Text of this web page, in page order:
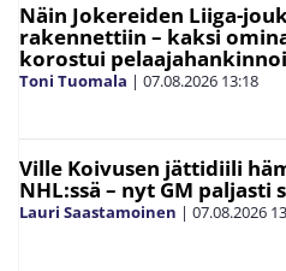
Näin Jokereiden Liiga-
rakennettiin – kaksi
korostui
Toni Tuomala | 07.08.2026 13:18
Ville Koivusen jättidiili
NHL:ssä – nyt GM paljasti
Lauri Saastamoinen | 07.08.2026